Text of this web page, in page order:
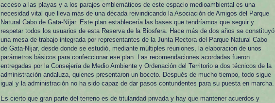
acceso a las playas y a los parajes emblemáticos de este espacio medioambiental es una
necesidad vital que lleva más de una década reivindicando la Asociación de Amigos del Parque
Natural Cabo de Gata-Níjar. Este plan establecería las bases que tendríamos que seguir y
respetar todos los usuarios de esta Reserva de la Biosfera. Hace más de dos años se constituyó
una mesa de trabajo integrada por representantes de la Junta Rectora del Parque Natural Cabo
de Gata-Níjar, desde donde se estudió, mediante múltiples reuniones, la elaboración de unos
parámetros básicos para confeccionar ese plan. Las recomendaciones acordadas fueron
entregadas por la Consejería de Medio Ambiente y Ordenación del Territorio a dos técnicos de la
administración andaluza, quienes presentaron un boceto. Después de mucho tiempo, todo sigue
igual y la administración no ha sido capaz de dar pasos contundentes para su puesta en marcha.
Es cierto que gran parte del terreno es de titularidad privada y hay que mantener acuerdos y